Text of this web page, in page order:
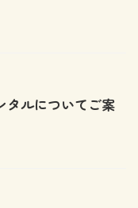
タルについてご案